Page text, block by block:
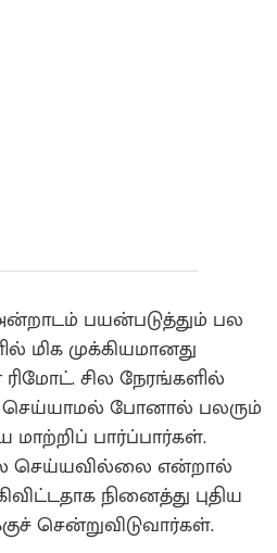
பயன்படுத்தும் பல
முக்கியமானது
சில நேரங்களில்
போனால் பலரும்
மாற்றிப் பார்ப்பார்கள்.
செய்யவில்லை என்றால்
நினைத்து புதிய
சென்றுவிடுவார்கள்.